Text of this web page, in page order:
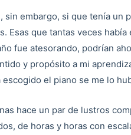
sin embargo, si que tenía un
Esas que tantas veces
fue atesorando, podrían
y propósito a mi
escogido el piano se me lo
hace un par de lustros
de horas y horas con